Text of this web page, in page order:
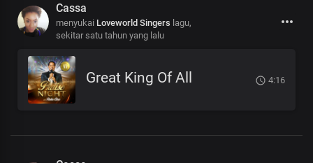
Cassa
menyukai Loveworld Singers lagu,
sekitar satu tahun yang lalu
Great King Of All 4:16